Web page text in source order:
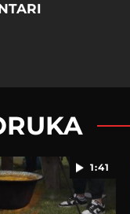
1:41